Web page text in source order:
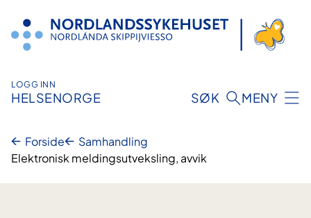
innhold
LOGG INN
HELSENORGE SØK MENY
Forside
Samhandling
Elektronisk meldingsutveksling, avvik